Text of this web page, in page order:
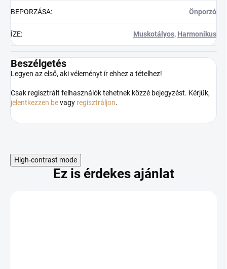
BEPORZÁSA: Önporzó
ÍZE: Muskotályos, Harmonikus
Beszélgetés
Legyen az első, aki véleményt ír ehhez a tételhez!
Csak regisztrált felhasználók tehetnek közzé bejegyzést. Kérjük,
jelentkezzen bevagy regisztráljon.
High-contrast mode
Ez is érdekes ajánlat